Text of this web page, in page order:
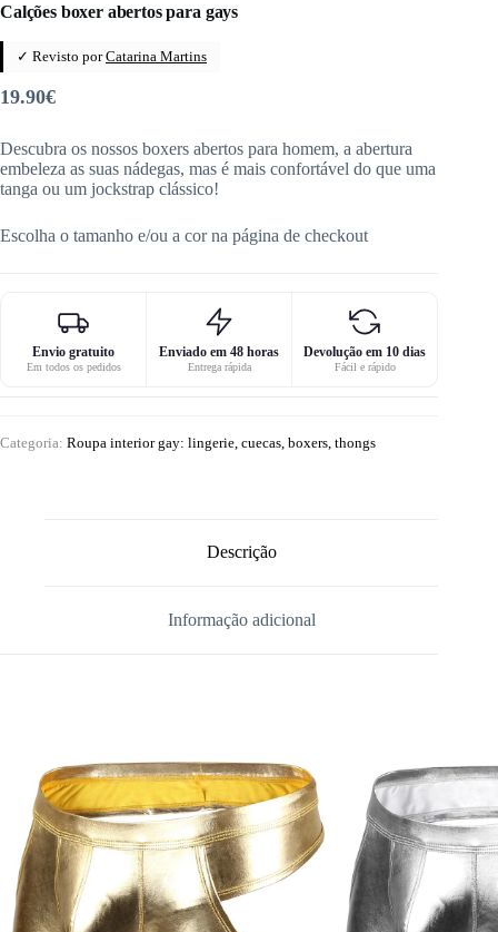
Calções boxer abertos para gays
✓ Revisto porCatarina Martins
19.90€
Descubra os nossos boxers abertos para homem, a abertura
embeleza as suas nádegas, mas é mais confortável do que uma
tanga ou um jockstrap clássico!
Escolha o tamanho e/ou a cor na página de checkout
Envio gratuito
Em todos os pedidos
Enviado em 48 horas
Entrega rápida
Devolução em 10 dias
Fácil e rápido
Categoria: Roupa interior gay: lingerie, cuecas, boxers, thongs
Descrição
Informação adicional